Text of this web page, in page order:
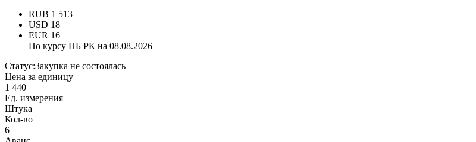
RUB 1 513
USD 18
EUR 16
По курсу НБ РК на 08.08.2026
Статус:Закупка не состоялась
Цена за единицу
1 440
Ед. измерения
Штука
Кол-во
6